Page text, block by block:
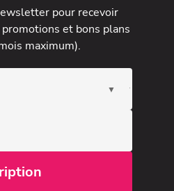
pour recevoir
et bons plans
maximum).